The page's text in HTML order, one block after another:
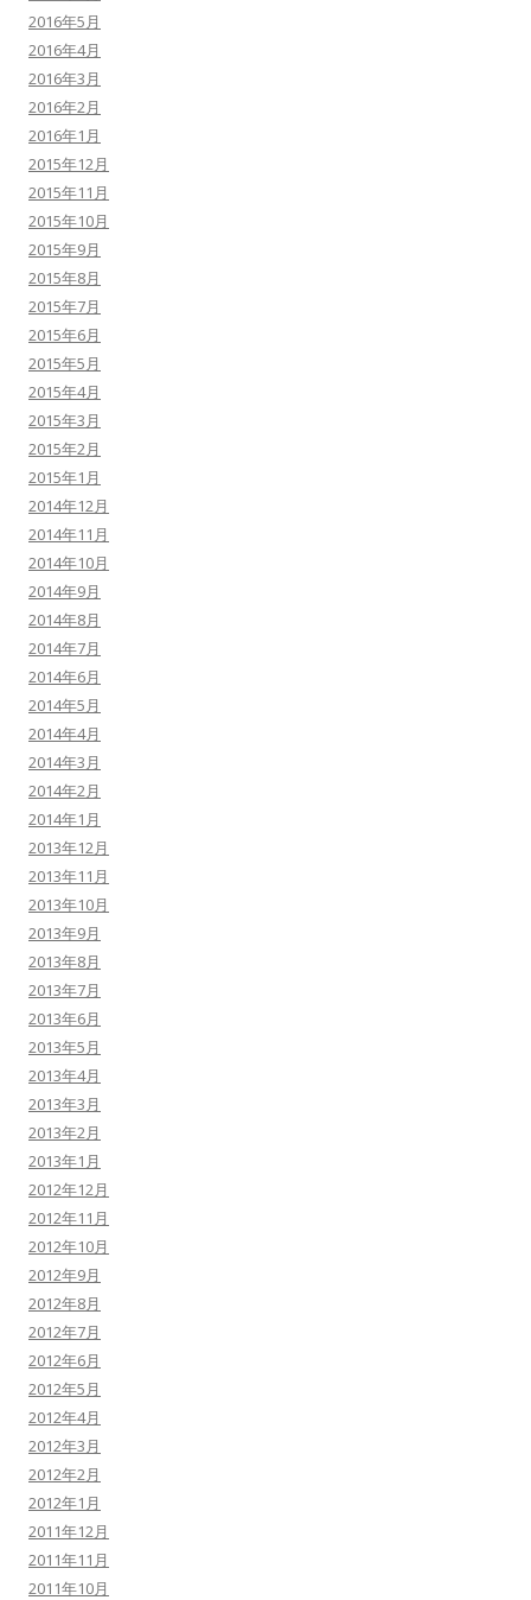
2016年5月
2016年4月
2016年3月
2016年2月
2016年1月
2015年12月
2015年11月
2015年10月
2015年9月
2015年8月
2015年7月
2015年6月
2015年5月
2015年4月
2015年3月
2015年2月
2015年1月
2014年12月
2014年11月
2014年10月
2014年9月
2014年8月
2014年7月
2014年6月
2014年5月
2014年4月
2014年3月
2014年2月
2014年1月
2013年12月
2013年11月
2013年10月
2013年9月
2013年8月
2013年7月
2013年6月
2013年5月
2013年4月
2013年3月
2013年2月
2013年1月
2012年12月
2012年11月
2012年10月
2012年9月
2012年8月
2012年7月
2012年6月
2012年5月
2012年4月
2012年3月
2012年2月
2012年1月
2011年12月
2011年11月
2011年10月